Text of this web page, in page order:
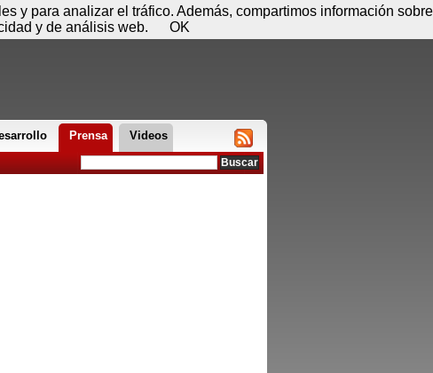
Prensa Videos
Sábado 08 de agosto - 04:32 Registrar Conectar
y para analizar el tráfico. Además, compartimos información sobre
y de análisis web.
OK